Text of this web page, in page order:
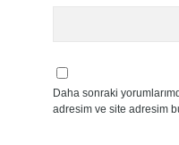
Daha sonraki
adresim ve site adresim